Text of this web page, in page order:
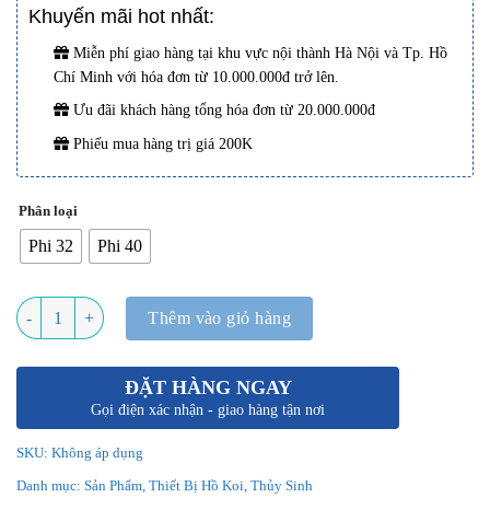
Khuyến mãi hot nhất:
Miễn phí giao hàng tại khu vực nội thành Hà Nội và Tp. Hồ
Chí Minh với hóa đơn từ 10.000.000đ trở lên.
Ưu đãi khách hàng tổng hóa đơn từ 20.000.000đ
Phiếu mua hàng trị giá 200K
Phân loại
Phi 32 Phi 40
Số lượng Thêm vào giỏ hàng
ĐẶT HÀNG NGAY
Gọi điện xác nhận - giao hàng tận nơi
SKU: Không áp dụng
Danh mục: Sản Phẩm, Thiết Bị Hồ Koi, Thủy Sinh